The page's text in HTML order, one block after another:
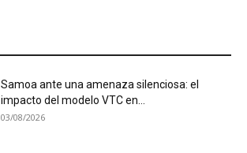
Samoa ante una amenaza silenciosa: el
impacto del modelo VTC en...
03/08/2026